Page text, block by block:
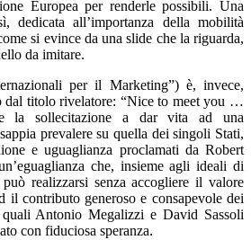
Europea per renderle possibili. Una
dedicata all’importanza della mobilità
si evince da una slide che la riguarda,
da imitare.
per il Marketing”) è, invece,
dal titolo rivelatore: “Nice to meet you …
la sollecitazione a dar vita ad una
prevalere su quella dei singoli Stati,
e uguaglianza proclamati da Robert
che, insieme agli ideali di
realizzarsi senza accogliere il valore
il contributo generoso e consapevole dei
Antonio Megalizzi e David Sassoli
con fiduciosa speranza.